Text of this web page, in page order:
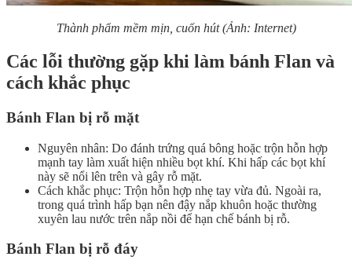
Thành phẩm mềm mịn, cuốn hút (Ảnh: Internet)
Các lỗi thường gặp khi làm bánh Flan và
cách khắc phục
Bánh Flan bị rỗ mặt
Nguyên nhân: Do đánh trứng quá bông hoặc trộn hỗn hợp
mạnh tay làm xuất hiện nhiều bọt khí. Khi hấp các bọt khí
này sẽ nổi lên trên và gây rỗ mặt.
Cách khắc phục: Trộn hỗn hợp nhẹ tay vừa đủ. Ngoài ra,
trong quá trình hấp bạn nên đậy nắp khuôn hoặc thường
xuyên lau nước trên nắp nồi để hạn chế bánh bị rỗ.
Bánh Flan bị rỗ đáy